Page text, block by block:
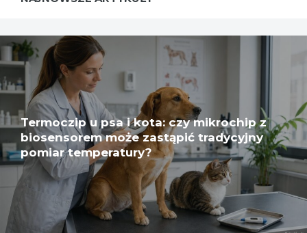
Termoczip u psa i kota: czy mikrochip z
biosensorem może zastąpić tradycyjny
pomiar temperatury?